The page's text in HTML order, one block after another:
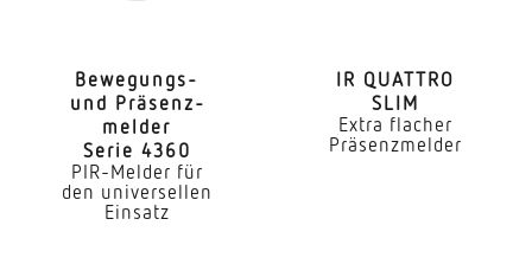
Vernetzung via
Bluetooth
Anwendung, Ort
Innenbereich
Bewe­gungs-
und Präsenz­
melder
Serie 4360
PIR-Melder für
den universellen
Einsatz
IR QUATTRO
SLIM
Extra flacher
Präsenzmelder